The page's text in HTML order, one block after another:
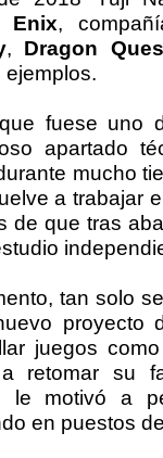
Enix,
, Dragon
ejemplos.
fuese uno
apartado
mucho
a trabajar
de que tras
tan solo
proyecto
juegos
retomar su
le motivó a
en puestos